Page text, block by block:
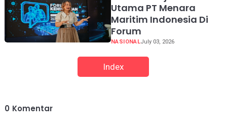
Utama PT Menara
Maritim Indonesia Di
Forum
NASIONALJuly 03, 2026
Index
0 Komentar